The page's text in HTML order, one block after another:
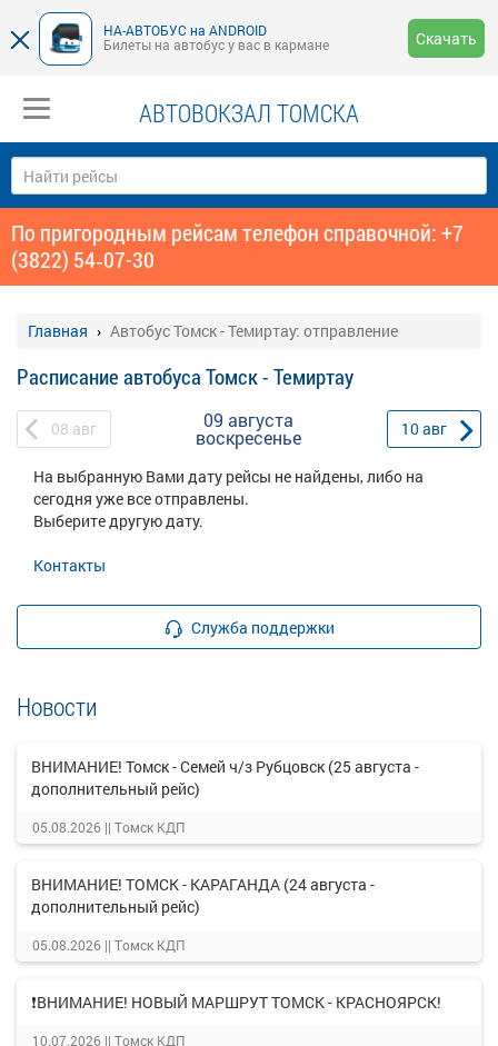
НА-АВТОБУС на ANDROID
Билеты на автобус у вас в кармане
Скачать
АВТОВОКЗАЛ ТОМСКА
По пригородным рейсам телефон справочной: +7
(3822) 54‑07-30
Главная Автобус Томск - Темиртау: отправление
Расписание автобуса Томск - Темиртау
08 авг 09 августа
воскресенье 10авг
На выбранную Вами дату рейсы не найдены, либо на
сегодня уже все отправлены.
Выберите другую дату.
Контакты
Служба поддержки
Новости
ВНИМАНИЕ! Томск - Семей ч/з Рубцовск (25 августа -
дополнительный рейс)
05.08.2026 || Томск КДП
ВНИМАНИЕ! ТОМСК - КАРАГАНДА (24 августа -
дополнительный рейс)
05.08.2026 || Томск КДП
❗ВНИМАНИЕ! НОВЫЙ МАРШРУТ ТОМСК - КРАСНОЯРСК!
10.07.2026 || Томск КДП